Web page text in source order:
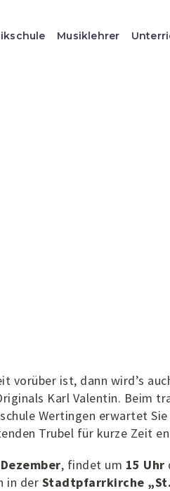
Musiklehrer
vorüber ist, dann wird’s
Karl Valentin. Beim
Wertingen erwartet
Trubel für kurze Zeit
, findet um 15 Uhr
in der Stadtpfarrkirche